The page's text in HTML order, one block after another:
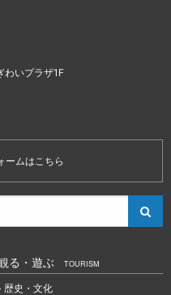
いプラザ1F
ームはこちら
る・遊ぶ TOURISM
歴史・文化